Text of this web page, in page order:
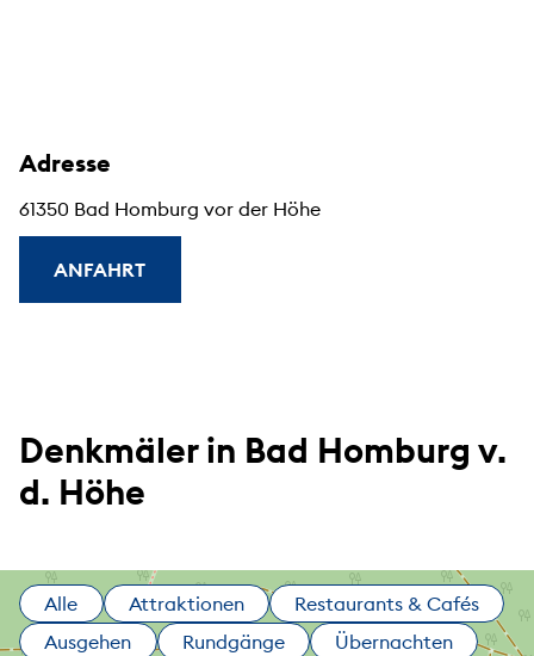
Adresse
61350 Bad Homburg vor der Höhe
ANFAHRT
Denkmäler in Bad Homburg v.
d. Höhe
Alle Attraktionen
Restaurants & Cafés
Ausgehen
Rundgänge
Übernachten